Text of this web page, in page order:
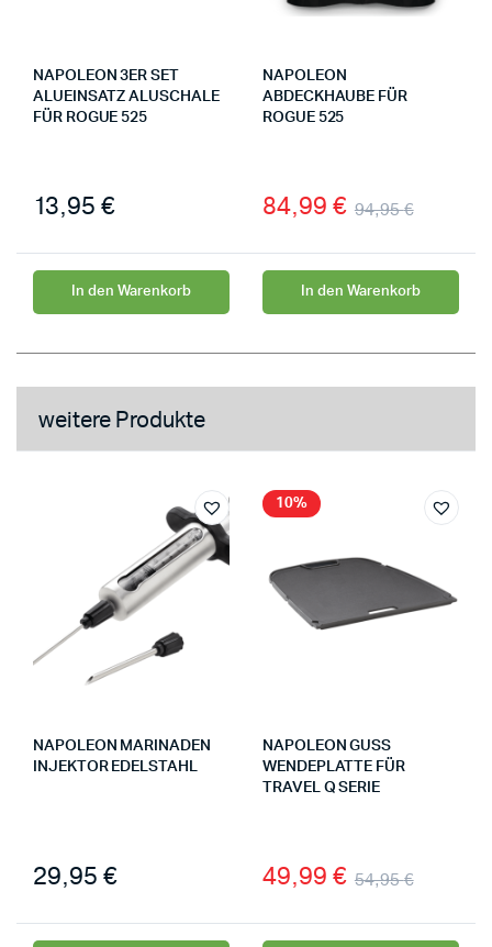
NAPOLEON 3ER SET
ALUEINSATZ ALUSCHALE
FÜR ROGUE 525
13,95 €
In den Warenkorb
NAPOLEON
ABDECKHAUBE FÜR
ROGUE 525
94,95€
84,99 €
In den Warenkorb
weitere Produkte
NAPOLEON MARINADEN
INJEKTOR EDELSTAHL
29,95 €
10%
NAPOLEON GUSS
WENDEPLATTE FÜR
TRAVEL Q SERIE
54,95€
49,99 €